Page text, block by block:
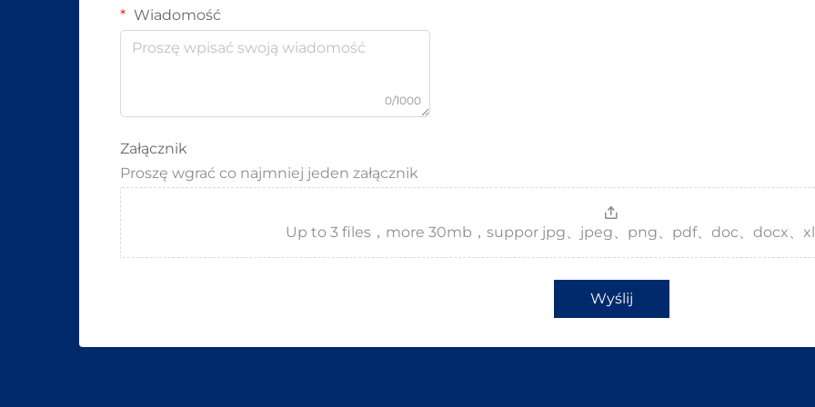
Wiadomość
0/1000
Załącznik
Proszę wgrać co najmniej jeden załącznik
Up to 3 files，more 30mb，suppor jpg、jpeg、png、pdf、doc、docx、
Wyślij